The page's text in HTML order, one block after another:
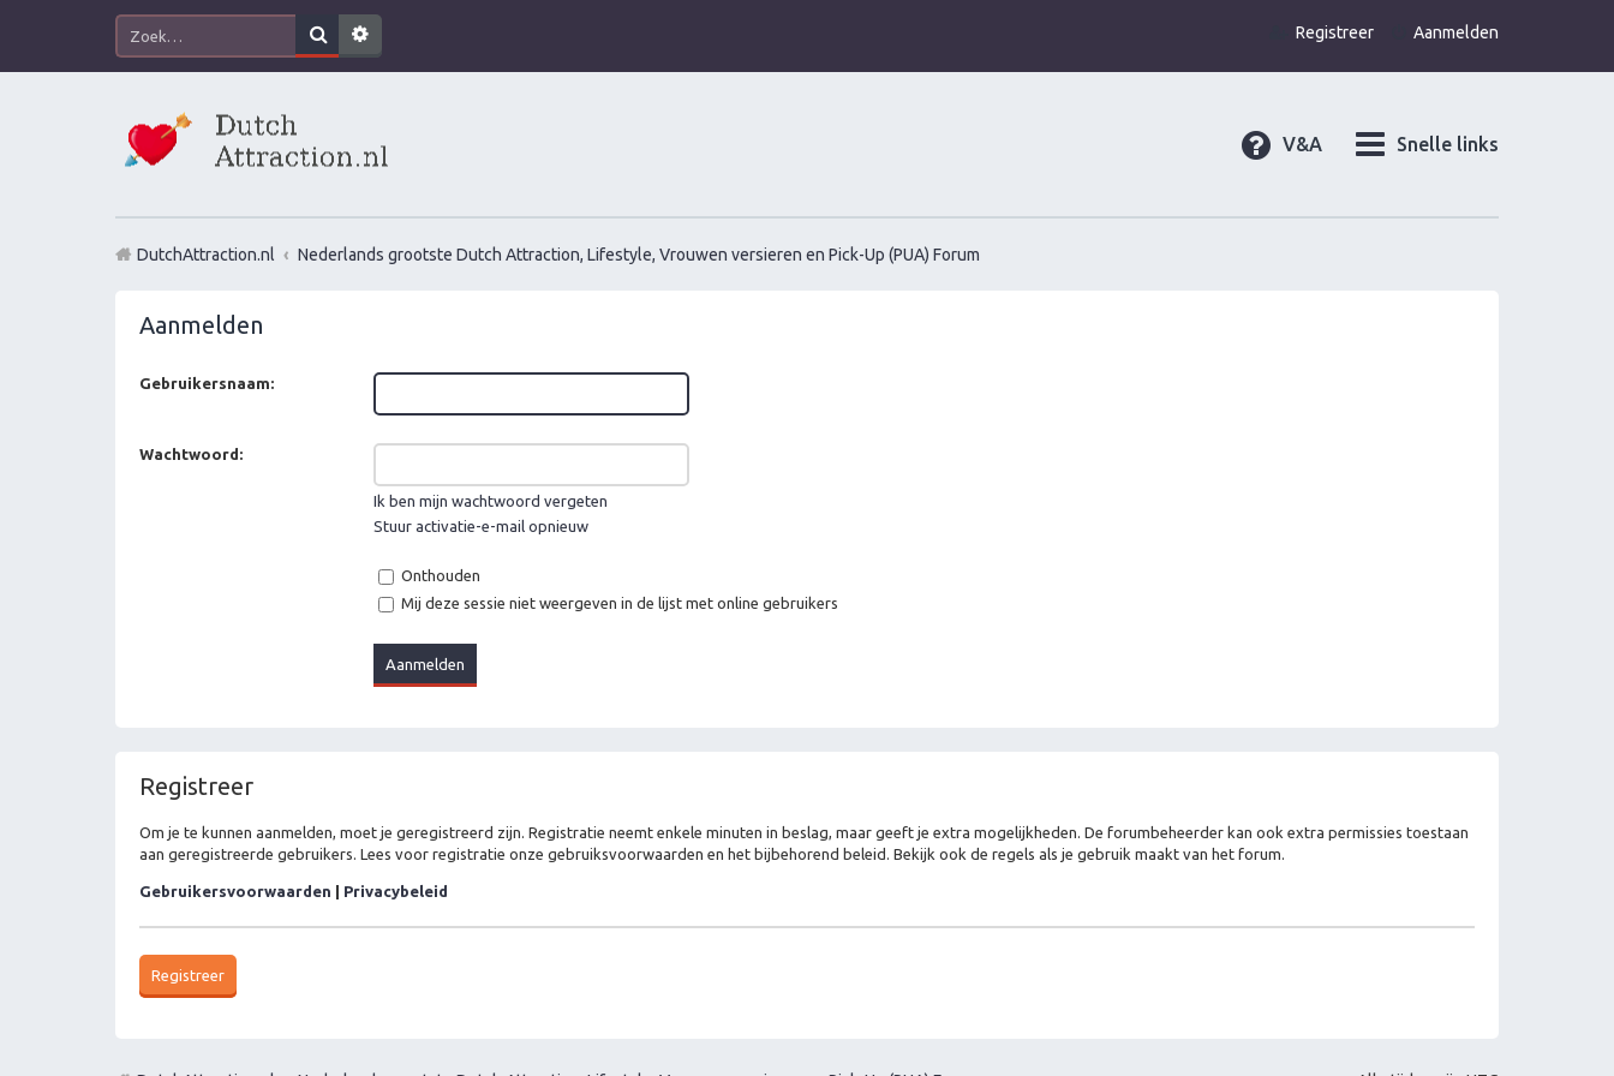
Aanmelden
Registreer
Snelle links
V&A
DutchAttraction.nl Nederlands grootste Dutch Attraction, Lifestyle, Vrouwen versieren en Pick-Up (PUA) Forum
Aanmelden
Gebruikersnaam:
Wachtwoord:
Ik ben mijn wachtwoord vergeten
Stuur activatie-e-mail opnieuw
Onthouden
Mij deze sessie niet weergeven in de lijst met online gebruikers
Registreer
Om je te kunnen aanmelden, moet je geregistreerd zijn. Registratie neemt enkele minuten in beslag, maar geeft je extra mogelijkheden. De forumbeheerder kan ook extra permissies toestaan
aan geregistreerde gebruikers. Lees voor registratie onze gebruiksvoorwaarden en het bijbehorend beleid. Bekijk ook de regels als je gebruik maakt van het forum.
Gebruikersvoorwaarden Privacybeleid
Registreer